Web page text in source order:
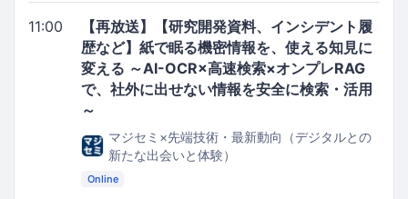
11:00
【再放送】【研究開発資料、インシデント履
歴など】紙で眠る機密情報を、使える知見に
変える ～AI-OCR×高速検索×オンプレRAG
で、社外に出せない情報を安全に検索・活用
～
マジセミ×先端技術・最新動向（デジタルとの
新たな出会いと体験）
Online